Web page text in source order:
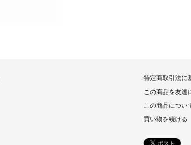
特定商取引法に
この商品を友達
この商品につい
買い物を続ける